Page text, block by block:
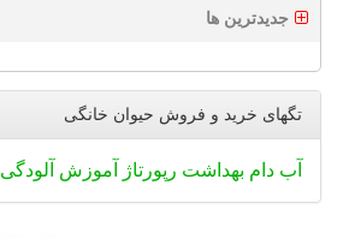
جدیدترین ها
تگهای خرید و فروش حیوان خانگی
آب دام بهداشت رپورتاژ آموزش آلودگی